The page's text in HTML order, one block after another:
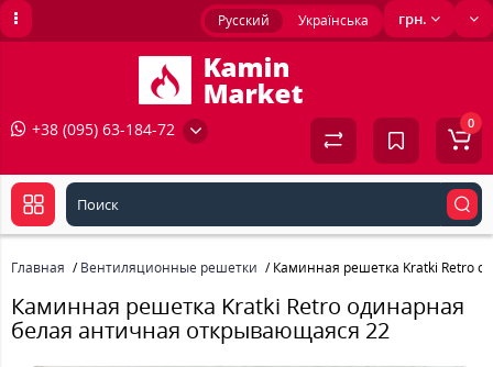
грн.
Русский Українська
+38 (095) 63-184-72 0
Главная Вентиляционные решетки Каминная решетка Kratki Retro
Каминная решетка Kratki Retro одинарная
белая античная открывающаяся 22